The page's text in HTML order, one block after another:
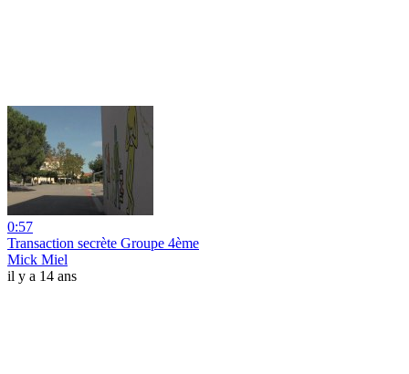
0:57
Transaction secrète Groupe 4ème
Mick Miel
il y a 14 ans